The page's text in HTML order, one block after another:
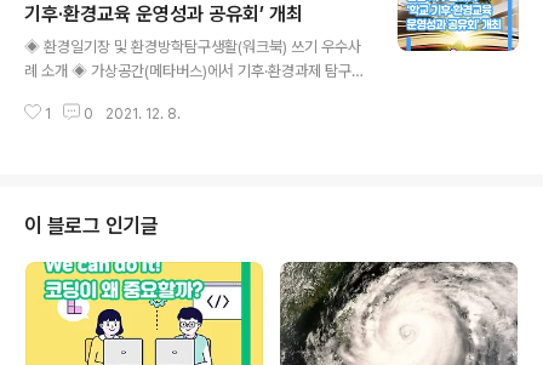
([붙임] 참조). 아울러 수험생 진학 지도를 위해「영역/과목
별 등급 구분 표준점수 및 도수분포」자료도 공개한다. 202
2학년도 수능에 응시한 수험생은 448,138명으로 재학생
은 318,693명, 졸업생과 검정고시 합격자 등은 129,445
명이었다. 영역별 응시자 수는 국어 영역 446,580명,..
기후·환경교육 운영성과 공유회’ 개최
◈ 환경일기장 및 환경방학탐구생활(워크북) 쓰기 우수사
례 소개 ◈ 가상공간(메타버스)에서 기후·환경과제 탐구활
사례 발표 등 성과 공유 교육부(부총리 겸 장관 유은혜), 환
하는 ‘학교 기후·환경교육 운영성과 공유회’를 12월 8일
(수) 개최하였다. 이 날 환경일기장, 환경방학탐구생활(환
경방학프로젝트 워크북), 환경동아리, 교사환경교육연구모
임 활동의 우수사례를 발표·공유하고, 우수한 활동을 해 온
학생과 교사들에게 시상하였다. 3개 부처는 올해 환경일기
장, 환경방학탐구생활, 환경동아..
1 0 2021. 12. 8.
이 블로그 인기글